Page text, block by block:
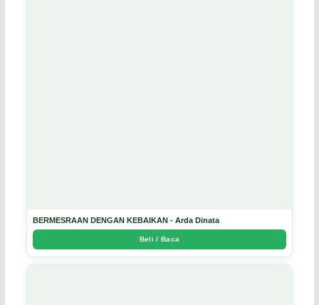
BERMESRAAN DENGAN KEBAIKAN - Arda Dinata
Beli / Baca